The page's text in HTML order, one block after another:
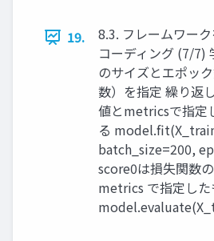
19.
8.3. フレームワー
コーディング (7/7)
のサイズとエポッ
数）を指定 繰り返
値とmetricsで指定
る
batch_size=200,
score0は損失関数
metrics で指定し